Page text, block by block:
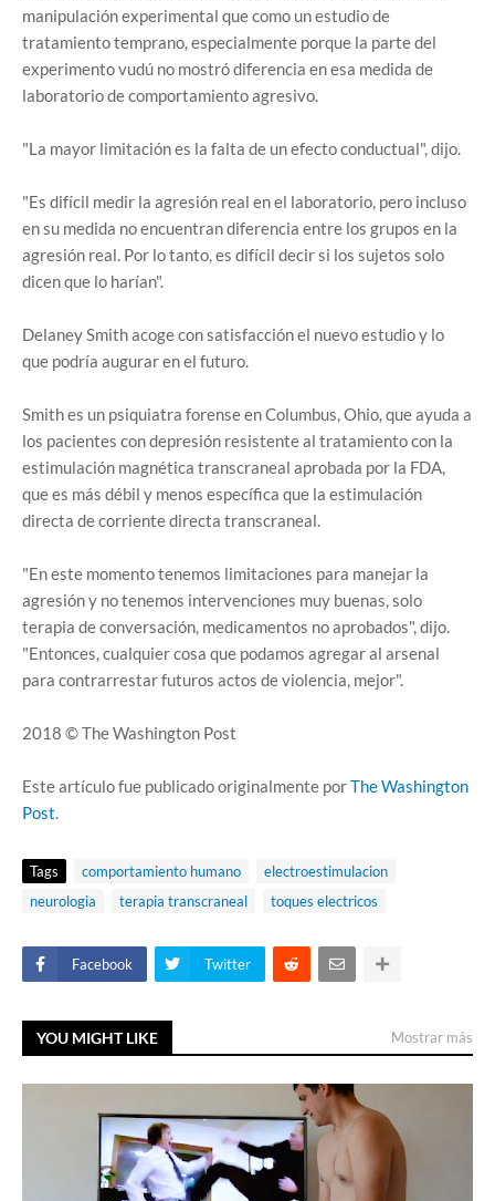
manipulación experimental que como un estudio de
tratamiento temprano, especialmente porque la parte del
experimento vudú no mostró diferencia en esa medida de
laboratorio de comportamiento agresivo.
"La mayor limitación es la falta de un efecto conductual", dijo.
"Es difícil medir la agresión real en el laboratorio, pero incluso
en su medida no encuentran diferencia entre los grupos en la
agresión real. Por lo tanto, es difícil decir si los sujetos solo
dicen que lo harían".
Delaney Smith acoge con satisfacción el nuevo estudio y lo
que podría augurar en el futuro.
Smith es un psiquiatra forense en Columbus, Ohio, que ayuda a
los pacientes con depresión resistente al tratamiento con la
estimulación magnética transcraneal aprobada por la FDA,
que es más débil y menos específica que la estimulación
directa de corriente directa transcraneal.
"En este momento tenemos limitaciones para manejar la
agresión y no tenemos intervenciones muy buenas, solo
terapia de conversación, medicamentos no aprobados", dijo.
"Entonces, cualquier cosa que podamos agregar al arsenal
para contrarrestar futuros actos de violencia, mejor".
2018 © The Washington Post
Este artículo fue publicado originalmente porThe Washington
Post.
Tags comportamiento humano
electroestimulacion
neurologia
terapia transcraneal toques electricos
Facebook Twitter
YOU MIGHT LIKE Mostrar más